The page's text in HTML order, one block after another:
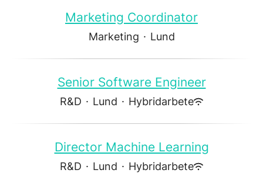
Marketing Coordinator
Marketing · Lund
Senior Software Engineer
R&D · Lund · Hybridarbete
Director Machine Learning
R&D · Lund · Hybridarbete